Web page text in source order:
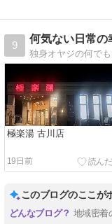
9
何気ない日常の
極楽湯 古川店
19日前
このブログのここが
地域密着